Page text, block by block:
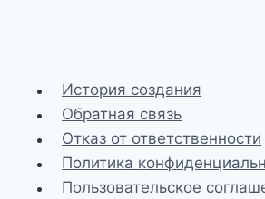
История создания
Обратная связь
Отказ от ответственности
Политика
Пользовательское